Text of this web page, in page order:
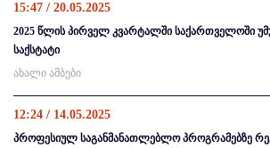
15:47 / 20.05.2025
2025 წლის პირველ კვარტალში საქართველოში
საქსტატი
ახალი ამბები
12:24 / 14.05.2025
პროფესიულ საგანმანათლებლო პროგრამებზე